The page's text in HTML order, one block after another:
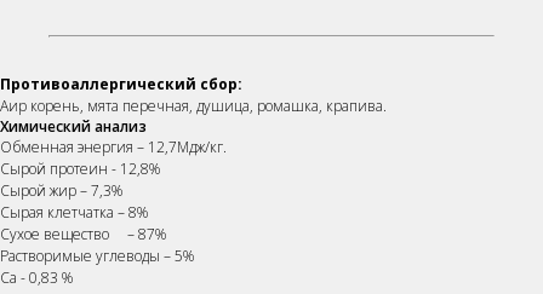
Противоаллергический сбор:
Аир корень, мята перечная, душица, ромашка, крапива.
Химический анализ
Обменная энергия – 12,7Мдж/кг.
Сырой протеин - 12,8%
Сырой жир – 7,3%
Сырая клетчатка – 8%
Сухое вещество – 87%
Растворимые углеводы – 5%
Са - 0,83 %